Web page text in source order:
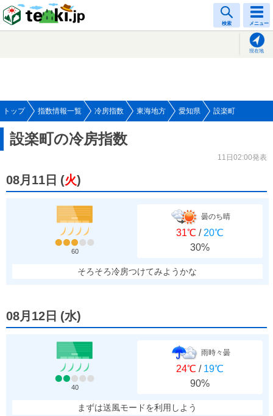
検索 メニュー
現在地
トップ 指数情報一覧 冷房指数 東海地方 愛知県 設楽町
設楽町の冷房指数
11日02:00発表
08月11日 (火)
60
曇のち晴
31℃ / 20℃
30%
そろそろ冷房つけてみようかな
08月12日 (水)
40
雨時々曇
24℃ / 19℃
90%
まずは送風モードを利用しよう